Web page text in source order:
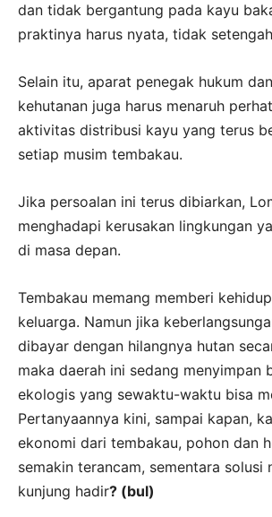
dan tidak bergantung pada kayu
praktinya harus nyata, tidak
Selain itu, aparat penegak hukum
kehutanan juga harus menaruh
aktivitas distribusi kayu yang terus
setiap musim tembakau.
Jika persoalan ini terus dibiarkan,
menghadapi kerusakan lingkungan
di masa depan.
Tembakau memang memberi
keluarga. Namun jika
dibayar dengan hilangnya hutan
maka daerah ini sedang menyimpan
ekologis yang sewaktu-waktu bisa
Pertanyaannya kini, sampai kapan,
ekonomi dari tembakau, pohon dan
semakin terancam, sementara solusi
kunjung hadir? (bul)